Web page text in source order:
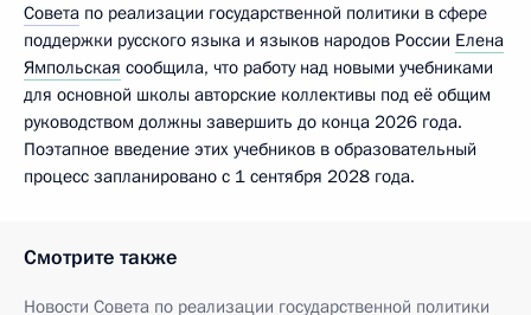
Совета по реализации государственной политики в сфере
поддержки русского языка и языков народов России Елена
Ямпольская сообщила, что работу над новыми учебниками
для основной школы авторские коллективы под её общим
руководством должны завершить до конца 2026 года.
Поэтапное введение этих учебников в образовательный
процесс запланировано с 1 сентября 2028 года.
Смотрите также
Новости Совета по реализации государственной политики